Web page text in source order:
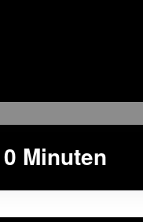
Minuten